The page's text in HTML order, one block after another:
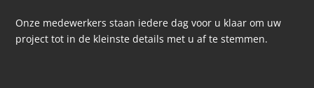
Onze medewerkers staan iedere dag voor u klaar om uw
project tot in de kleinste details met u af te stemmen.